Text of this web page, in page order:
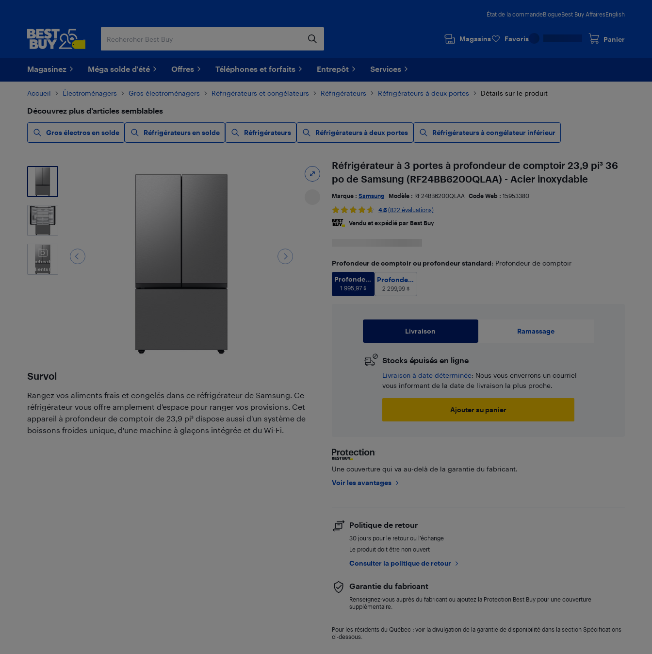
État de la commandeBlogueBest Buy AffairesEnglish
Magasins Favoris Panier
Magasinez Méga solde d'été Offres Téléphones et forfaits Entrepôt Services
Accueil Électroménagers Gros électroménagers Réfrigérateurs et congélateurs Réfrigérateurs Réfrigérateurs à deux portes Détails sur le produit
Découvrez plus d’articles semblables
Gros électros en solde Réfrigérateurs en solde Réfrigérateurs Réfrigérateurs à deux portes Réfrigérateurs à congélateur inférieur
Photos des
Clients (2)
Survol
Rangez vos aliments frais et congelés dans ce réfrigérateur de Samsung. Ce
réfrigérateur vous offre amplement d'espace pour ranger vos provisions. Cet
appareil à profondeur de comptoir de 23,9 pi³ dispose aussi d'un système de
boissons froides unique, d'une machine à glaçons intégrée et du Wi-Fi.
Réfrigérateur à 3 portes à profondeur de comptoir 23,9 pi³ 36
po de Samsung (RF24BB6200QLAA) - Acier inoxydable
Marque : Samsung Modèle : RF24BB6200QLAA Code Web : 15953380
4.6 (822 évaluations)
Vendu et expédié par Best Buy
Profondeur de comptoir ou profondeur standard: Profondeur de comptoir
Profondeur de comptoir
Profondeur
de comptoir
1 995,97$
Profondeur standard
Profondeur
standard
2 299,99$
Livraison Ramassage
Stocks épuisés en ligne
​Livraison à date déterminée: Nous vous enverrons un courriel
vous informant de la date de livraison la plus proche.
Ajouter au panier
Une couverture qui va au-delà de la garantie du fabricant.
Voir les avantages
Politique de retour
30 jours pour le retour ou l’échange
Le produit doit être non ouvert
Consulter la politique de retour
Garantie du fabricant
Renseignez-vous auprès du fabricant ou ajoutez la Protection Best Buy pour une couverture
supplémentaire.
Pour les résidents du Québec : voir la divulgation de la garantie de disponibilité dans la section Spécifications
ci-dessous.